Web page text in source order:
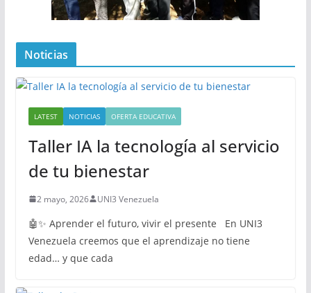
Noticias
LATEST NOTICIAS OFERTA EDUCATIVA
Taller IA la tecnología al servicio
de tu bienestar
2 mayo, 2026 UNI3 Venezuela
🤖✨ Aprender el futuro, vivir el presente En UNI3
Venezuela creemos que el aprendizaje no tiene
edad… y que cada